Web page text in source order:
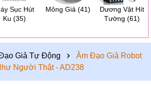
Sục Hút
Ku (35)
Mông Giả (41)
Dương Vật Hít
Tường (61)
Giả Tự Động
Âm Đạo Giả Robot
Người Thật - AD238